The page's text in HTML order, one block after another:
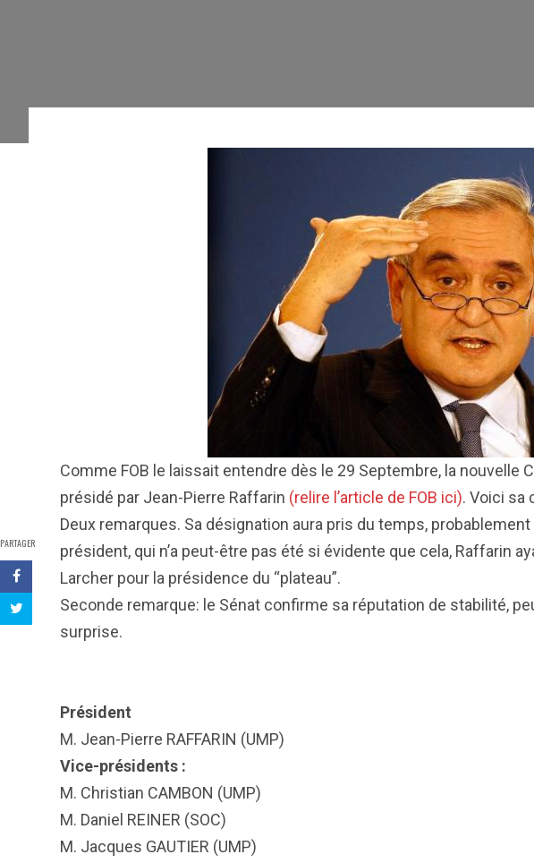
PARTAGER
Comme FOB le laissait entendre dès le 29 Septembre, la
présidé par Jean-Pierre Raffarin (relire l’article de FOB ici). Voici sa
Deux remarques. Sa désignation aura pris du temps,
président, qui n’a peut-être pas été si évidente que cela, Raffarin
Larcher pour la présidence du “plateau”.
Seconde remarque: le Sénat confirme sa réputation de stabilité,
surprise.
Président
M. Jean-Pierre RAFFARIN (UMP)
Vice-présidents :
M. Christian CAMBON (UMP)
M. Daniel REINER (SOC)
M. Jacques GAUTIER (UMP)